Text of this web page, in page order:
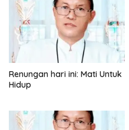
Renungan hari ini: Mati Untuk
Hidup